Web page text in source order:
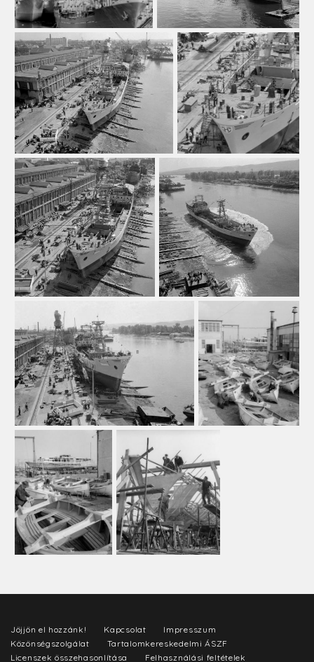
Jöjjön el hozzánk! Kapcsolat
Impresszum
Közönségszolgálat
Tartalomkereskedelmi ÁSZF
Licenszek összehasonlítása
Felhasználási feltételek